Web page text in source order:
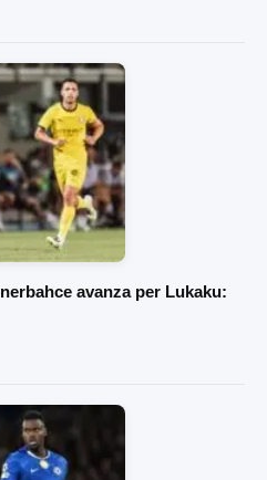
avanza per Lukaku: